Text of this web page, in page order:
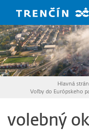
Hlavná
Voľby do Európskeho
volebný